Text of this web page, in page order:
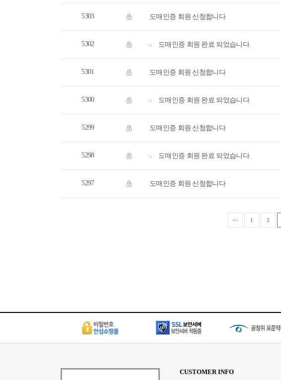
5303 도매인증 회원 신청합니다
5302 도매인증 회원 완료 되었습니다.
5301 도매인증 회원 신청합니다
5300 도매인증 회원 완료 되었습니다.
5299 도매인증 회원 신청합니다
5298 도매인증 회원 완료 되었습니다.
5297 도매인증 회원 신청합니다
<< 1 2
CUSTOMER INFO